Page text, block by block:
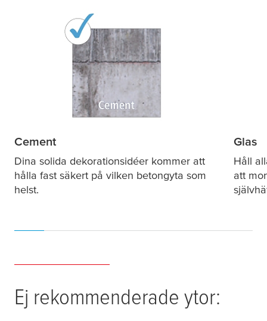
Cement
Dina solida dekorationsidéer kommer att
hålla fast säkert på vilken betongyta som
helst.
Glas
Håll
att
Ej rekommenderade ytor: